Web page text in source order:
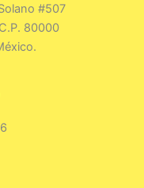
#507
80000